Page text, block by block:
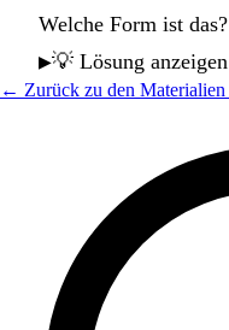
Welche Form ist das?
💡 Lösung anzeigen
← Zurück zu den Materialien